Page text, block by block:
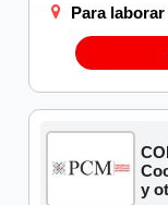
Para laborar
y